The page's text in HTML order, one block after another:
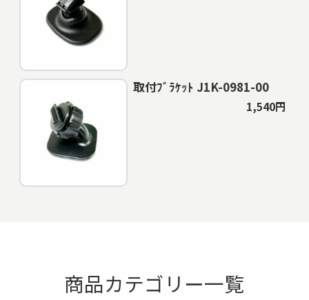
取付ﾌﾞﾗｹｯﾄ J1K-0981-00
1,540円
商品カテゴリー一覧